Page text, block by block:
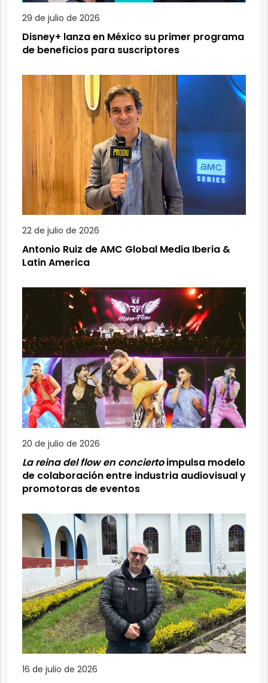
29 de julio de 2026
Disney+ lanza en México su primer programa
de beneficios para suscriptores
22 de julio de 2026
Antonio Ruiz de AMC Global Media Iberia &
Latin America
20 de julio de 2026
La reina del flow en conciertoimpulsa modelo
de colaboración entre industria audiovisual y
promotoras de eventos
16 de julio de 2026